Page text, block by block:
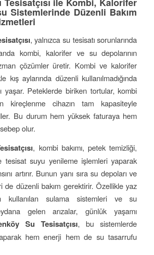
ile Kombi, Kalorifer
Sistemlerinde Düzenli Bakım
, yalnızca su tesisatı sorunlarında
kombi, kalorifer ve su depolarının
çözümler üretir. Kombi ve kalorifer
kış aylarında düzenli kullanılmadığında
yaşar. Peteklerde biriken tortular, kombi
kireçlenme cihazın tam kapasiteyle
Bu durum hem yüksek faturaya hem
olur.
, kombi bakımı, petek temizliği,
tesisat suyu yenileme işlemleri yaparak
artırır. Bunun yanı sıra su depoları ve
de düzenli bakım gerektirir. Özellikle yaz
kullanılan sulama sistemleri ve su
gelen arızalar, günlük yaşamı
Su Tesisatçısı, bu sistemlerde
hem enerji hem de su tasarrufu